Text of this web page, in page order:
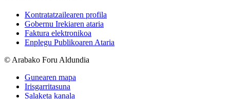
Kontratatzailearen profila
Gobernu Irekiaren ataria
Faktura elektronikoa
Enplegu Publikoaren Ataria
© Arabako Foru Aldundia
Gunearen mapa
Irisgarritasuna
Salaketa kanala